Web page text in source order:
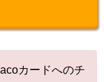
カードへのチ